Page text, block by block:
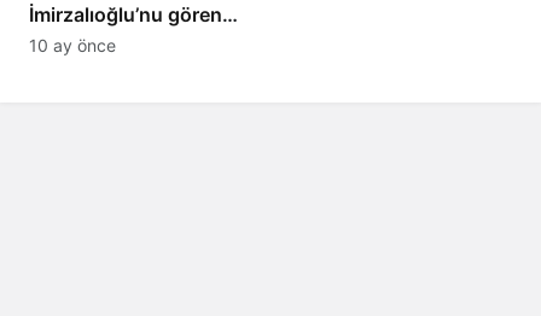
İmirzalıoğlu’nu gören
tanıyamıyor: Son hali
10 ay önce